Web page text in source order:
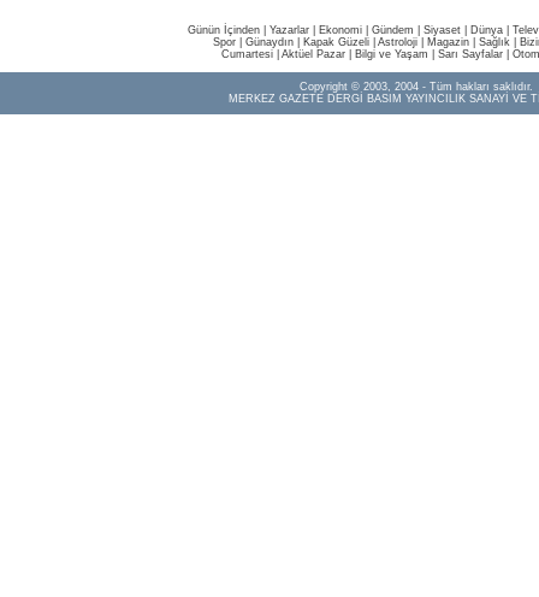
Günün İçinden Yazarlar Ekonomi Gündem Siyaset Dünya |
Spor
Günaydın Kapak Güzeli Astroloji Magazin Sağlık
Cumartesi
Aktüel Pazar Bilgi ve Yaşam Sarı Sayfalar
Copyright © 2003, 2004 - Tüm hakları saklıdır.
MERKEZ GAZETE DERGİ BASIM YAYINCILIK SANAYİ VE